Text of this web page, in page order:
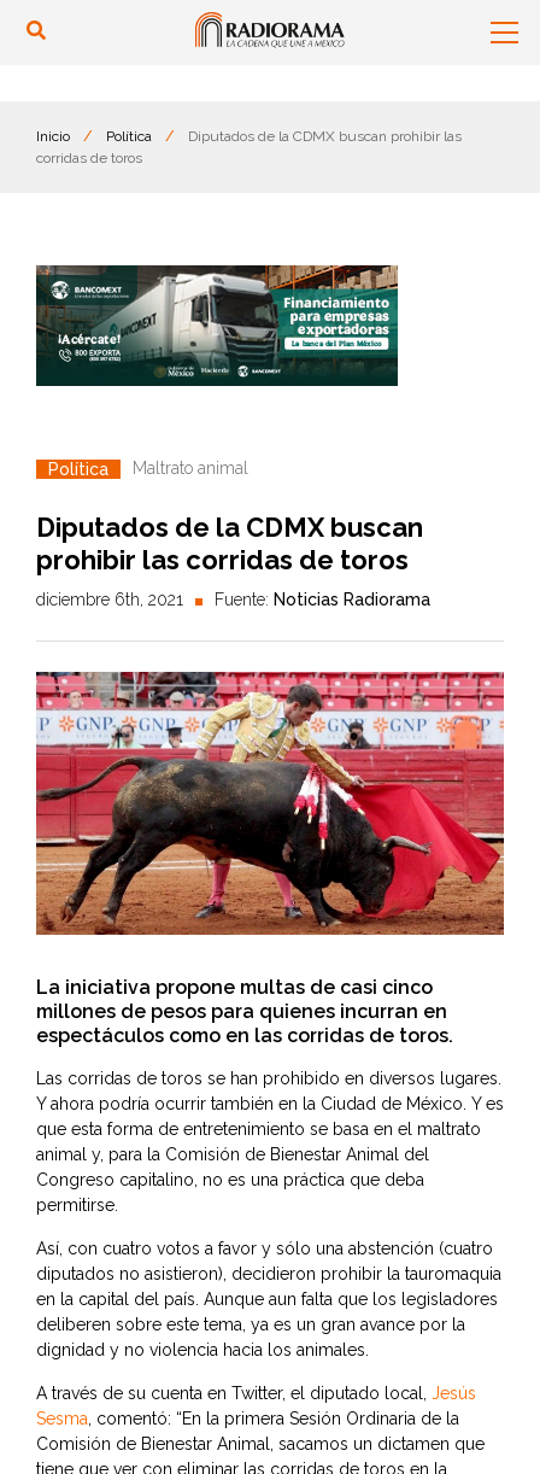
Inicio / Política /
Diputados de la CDMX buscan prohibir las
corridas de toros
Política Maltrato animal
Diputados de la CDMX buscan
prohibir las corridas de toros
diciembre 6th, 2021 Fuente: Noticias Radiorama
La iniciativa propone multas de casi cinco
millones de pesos para quienes incurran en
espectáculos como en las corridas de toros.
Las corridas de toros se han prohibido en diversos lugares.
Y ahora podría ocurrir también en la Ciudad de México. Y es
que esta forma de entretenimiento se basa en el maltrato
animal y, para la Comisión de Bienestar Animal del
Congreso capitalino, no es una práctica que deba
permitirse.
Así, con cuatro votos a favor y sólo una abstención (cuatro
diputados no asistieron), decidieron prohibir la tauromaquia
en la capital del país. Aunque aun falta que los legisladores
deliberen sobre este tema, ya es un gran avance por la
dignidad y no violencia hacia los animales.
A través de su cuenta en Twitter, el diputado local, Jesús
Sesma, comentó: “En la primera Sesión Ordinaria de la
Comisión de Bienestar Animal, sacamos un dictamen que
tiene que ver con eliminar las corridas de toros en la